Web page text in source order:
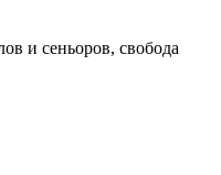
и сеньоров, свобода